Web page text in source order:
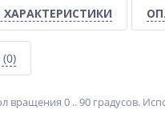
ХАРАКТЕРИСТИКИ
(0)
0 .. 90 градусов.